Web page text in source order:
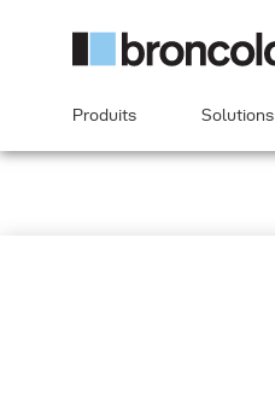
Produits Solutions